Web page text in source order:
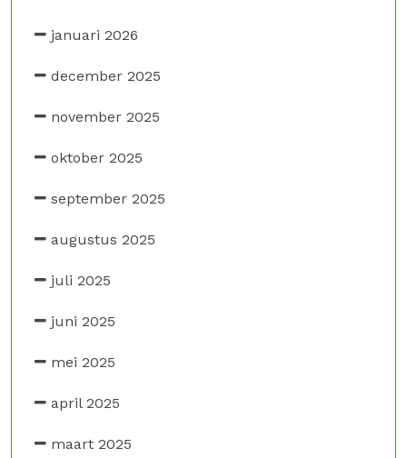
januari 2026
december 2025
november 2025
oktober 2025
september 2025
augustus 2025
juli 2025
juni 2025
mei 2025
april 2025
maart 2025